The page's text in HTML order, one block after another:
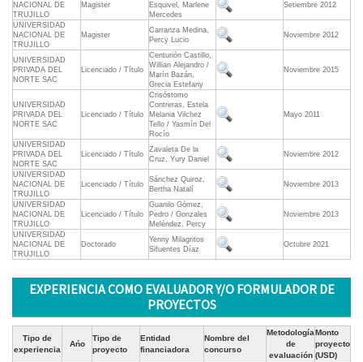
NACIONAL DE
TRUJILLO
Magister
Esquivel, Marlene
Mercedes
Setiembre 2012
UNIVERSIDAD
NACIONAL DE
TRUJILLO
Magister
Carranza Medina,
Percy Lucio
Noviembre 2012
UNIVERSIDAD
PRIVADA DEL
NORTE SAC
Licenciado / Título
Centurión Castillo,
Willian Alejandro /
Marín Bazán,
Grecia Estefany
Noviembre 2015
UNIVERSIDAD
PRIVADA DEL
NORTE SAC
Licenciado / Título
Crisóstomo
Contreras, Estela
Melania Vilchez
Tello / Yasmín Del
Rocío
Mayo 2011
UNIVERSIDAD
PRIVADA DEL
NORTE SAC
Licenciado / Título
Zavaleta De la
Cruz, Yury Daniel
Noviembre 2012
UNIVERSIDAD
NACIONAL DE
TRUJILLO
Licenciado / Título
Sánchez Quiroz,
Bertha Natalí
Noviembre 2013
UNIVERSIDAD
NACIONAL DE
TRUJILLO
Licenciado / Título
Guanilo Gómez,
Pedro / Gonzales
Meléndez, Percy
Noviembre 2013
UNIVERSIDAD
NACIONAL DE
TRUJILLO
Doctorado
Yenny Milagritos
Sifuentes Díaz
Octubre 2021
EXPERIENCIA COMO EVALUADOR Y/O FORMULADOR DE
PROYECTOS
Tipo de
experiencia
Ańo
Tipo de
proyecto
Entidad
financiadora
Nombre del
concurso
Metodología
de
evaluación
Monto
proyecto
(USD)